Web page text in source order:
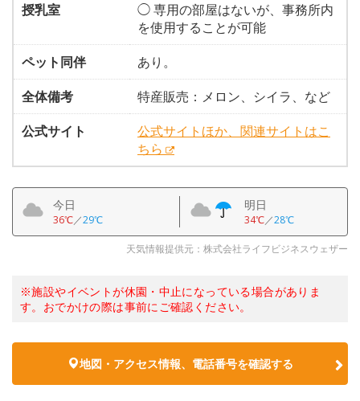
授乳室
◯ 専用の部屋はないが、事務所内
を使用することが可能
ペット同伴
あり。
全体備考
特産販売：メロン、シイラ、など
公式サイト
公式サイトほか、関連サイトはこ
ちら
今日
36℃／29℃
明日
34℃／28℃
天気情報提供元：株式会社ライフビジネスウェザー
※施設やイベントが休園・中止になっている場合がありま
す。おでかけの際は事前にご確認ください。
地図・アクセス情報、電話番号を確認する